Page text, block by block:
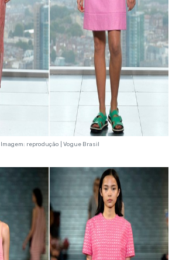
reprodução | Vogue Brasil